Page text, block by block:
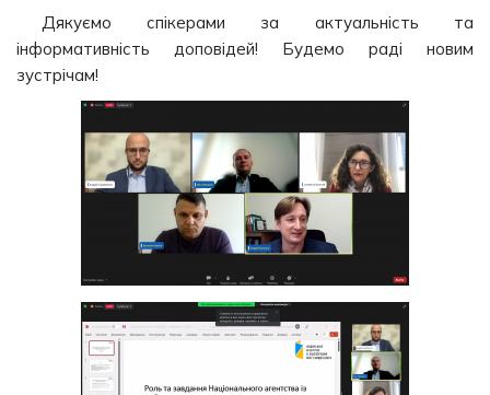
Дякуємо спікерами за актуальність та
інформативність доповідей! Будемо раді новим
зустрічам!